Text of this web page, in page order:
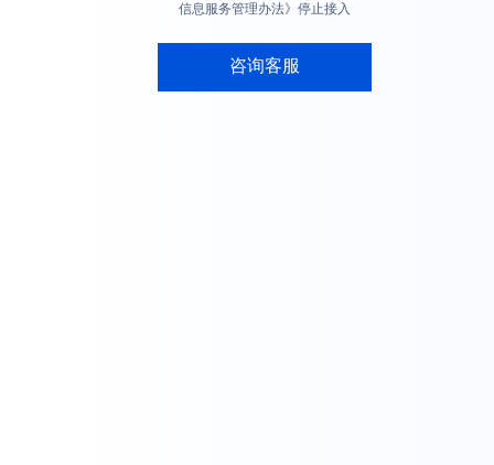
信息服务管理办法》停止接入
咨询客服